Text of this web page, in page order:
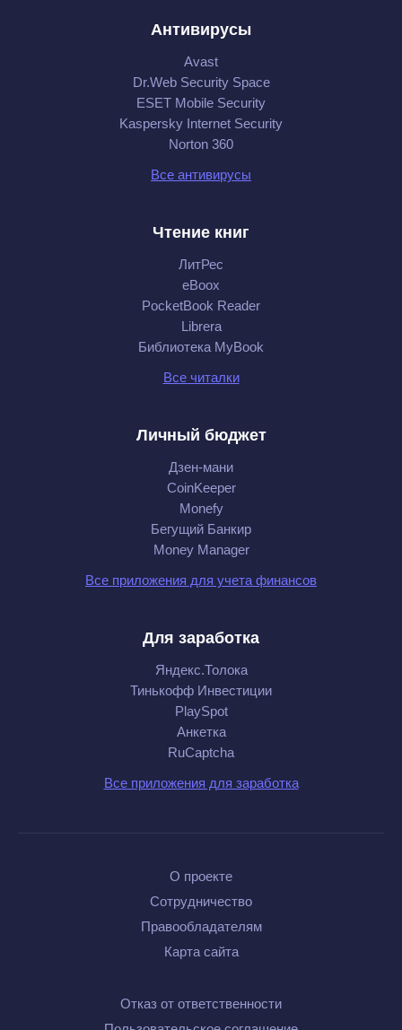
Антивирусы
Avast
Dr.Web Security Space
ESET Mobile Security
Kaspersky Internet Security
Norton 360
Все антивирусы
Чтение книг
ЛитРес
eBoox
PocketBook Reader
Librera
Библиотека MyBook
Все читалки
Личный бюджет
Дзен-мани
CoinKeeper
Monefy
Бегущий Банкир
Money Manager
Все приложения для учета финансов
Для заработка
Яндекс.Толока
Тинькофф Инвестиции
PlaySpot
Анкетка
RuCaptcha
Все приложения для заработка
О проекте
Сотрудничество
Правообладателям
Карта сайта
Отказ от ответственности